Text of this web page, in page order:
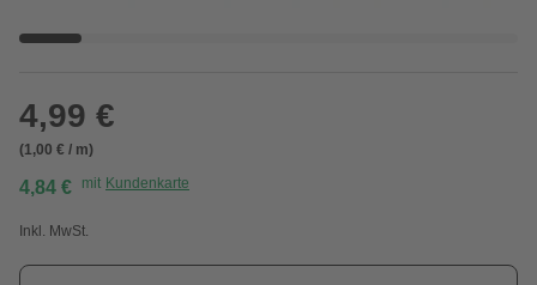
4,99 €
(1,00 € / m)
4,84 € mit Kundenkarte
Inkl. MwSt.